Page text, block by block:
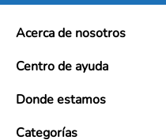
Acerca de nosotros
Misión
Trabaja con nosotros
Ética empresarial
Centro de ayuda
Políticas de tratamiento de
Donde estamos
Mapa de tiendas
Categorías